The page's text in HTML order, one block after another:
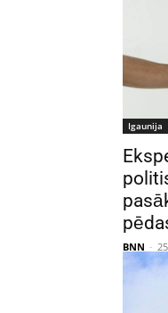
Igaunija
BNN -